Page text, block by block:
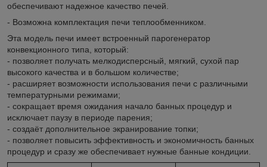
обеспечивают надежное качество печей.
- Возможна комплектация печи теплообменником.
Эта модель печи имеет встроенный парогенератор
конвекционного типа, который:
- позволяет получать мелкодисперсный, мягкий, сухой пар
высокого качества и в большом количестве;
- расширяет возможности использования печи с различными
температурными режимами;
- сокращает время ожидания начало банных процедур и
исключает паузу в периоде парения;
- создаёт дополнительное экранирование топки;
- позволяет повысить эффективность и экономичность банных
процедур и сразу же обеспечивает нужные банные кондиции.